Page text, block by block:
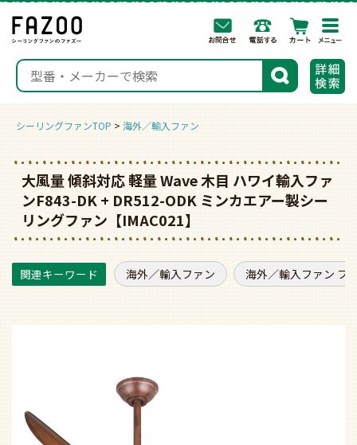
検索
シーリングファンTOP 海外／輸入ファン
大風量 傾斜対応 軽量 Wave 木目 ハワイ輸入ファ
ンF843-DK + DR512-ODK ミンカエアー製シー
リングファン【IMAC021】
海外／輸入ファン 海外／輸入ファン フ